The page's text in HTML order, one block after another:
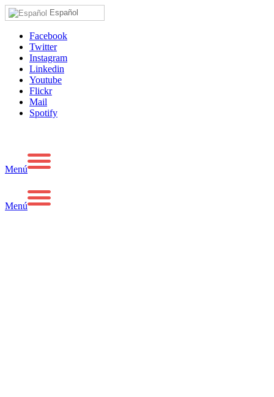
Español
Facebook
Twitter
Instagram
Linkedin
Youtube
Flickr
Mail
Spotify
Menú
Menú